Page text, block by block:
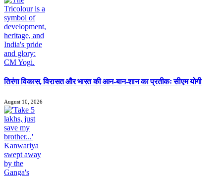
तिरंगा विकास, विरासत और भारत की आन-बान-शान का प्रतीकः सीएम योगी
August 10, 2026